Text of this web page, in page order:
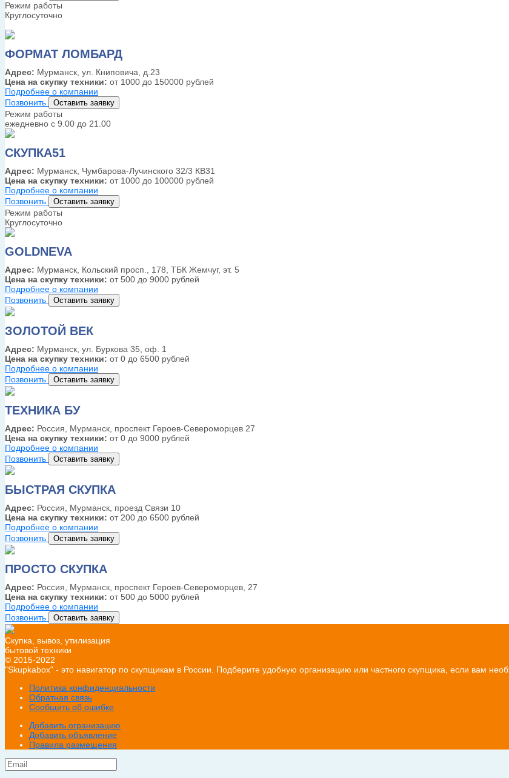
Режим работы
Круглосуточно
ФОРМАТ ЛОМБАРД
Адрес: Мурманск, ул. Книповича, д.23
Цена на скупку техники: от 1000 до 150000 рублей
Подробнее о компании
Позвонить
Оставить заявку
Режим работы
ежедневно с 9.00 до 21.00
СКУПКА51
Адрес: Мурманск, Чумбарова-Лучинского 32/3 КВ31
Цена на скупку техники: от 1000 до 100000 рублей
Подробнее о компании
Позвонить
Оставить заявку
Режим работы
Круглосуточно
GOLDNEVA
Адрес: Мурманск, Кольский просп., 178, ТБК Жемчуг, эт. 5
Цена на скупку техники: от 500 до 9000 рублей
Подробнее о компании
Позвонить
Оставить заявку
ЗОЛОТОЙ ВЕК
Адрес: Мурманск, ул. Буркова 35, оф. 1
Цена на скупку техники: от 0 до 6500 рублей
Подробнее о компании
Позвонить
Оставить заявку
ТЕХНИКА БУ
Адрес: Россия, Мурманск, проспект Героев-Североморцев 27
Цена на скупку техники: от 0 до 9000 рублей
Подробнее о компании
Позвонить
Оставить заявку
БЫСТРАЯ СКУПКА
Адрес: Россия, Мурманск, проезд Связи 10
Цена на скупку техники: от 200 до 6500 рублей
Подробнее о компании
Позвонить
Оставить заявку
ПРОСТО СКУПКА
Адрес: Россия, Мурманск, проспект Героев-Североморцев, 27
Цена на скупку техники: от 500 до 5000 рублей
Подробнее о компании
Позвонить
Оставить заявку
Скупка, вывоз, утилизация
бытовой техники
© 2015-2022
"Skupkabox" - это навигатор по скупщикам в России. Подберите удобную организацию или частного скупщика, если вам
Политика конфиденциальности
Обратная связь
Сообщить об ошибке
Добавить огранизацию
Добавить объявление
Правила размещения